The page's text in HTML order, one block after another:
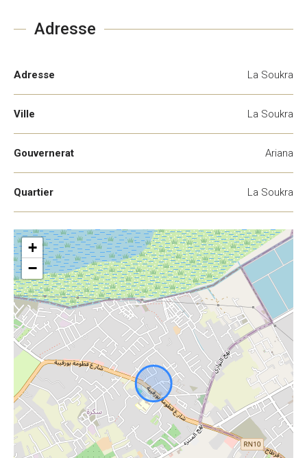
Adresse
Adresse La Soukra
Ville La Soukra
Gouvernerat Ariana
Quartier La Soukra
+
−